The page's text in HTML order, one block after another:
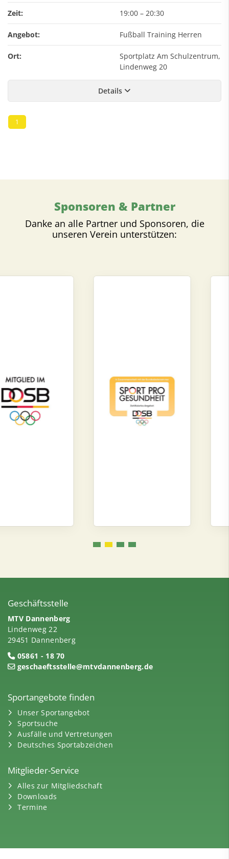
Zeit: 19:00 – 20:30
Angebot: Fußball Training Herren
Ort:
Sportplatz Am Schulzentrum,
Lindenweg 20
Details
1
Sponsoren & Partner
Danke an alle Partner und Sponsoren, die
unseren Verein unterstützen:
Geschäftsstelle
MTV Dannenberg
Lindenweg 22
29451 Dannenberg
05861 - 18 70
geschaeftsstelle@mtvdannenberg.de
Sportangebote finden
Unser Sportangebot
Sportsuche
Ausfälle und Vertretungen
Deutsches Sportabzeichen
Mitglieder-Service
Alles zur Mitgliedschaft
Downloads
Termine